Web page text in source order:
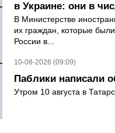
в Украине: они в
В Министерстве
их граждан, которые
России в...
10-08-2026 (09:09)
Паблики написали
Утром 10 августа в